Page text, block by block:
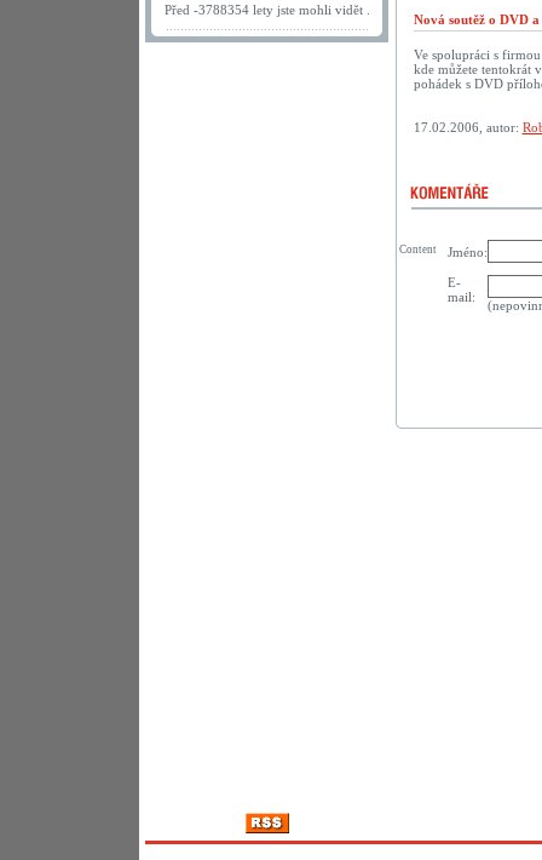
Před -3788354 lety jste mohli vidět .
Nová soutěž o DVD
Ve spolupráci s
kde můžete tentokrát
pohádek s DVD
17.02.2006, autor:
Jméno:
E-
mail:
Content